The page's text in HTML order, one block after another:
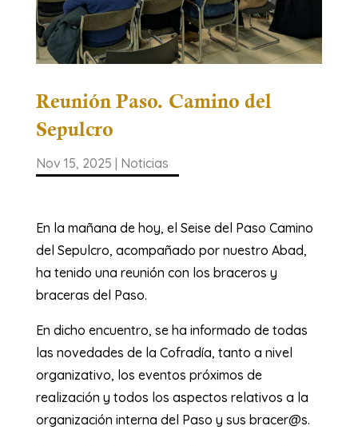
Reunión Paso. Camino del
Sepulcro
Nov 15, 2025 Noticias
En la mañana de hoy, el Seise del Paso Camino
del Sepulcro, acompañado por nuestro Abad,
ha tenido una reunión con los braceros y
braceras del Paso.
En dicho encuentro, se ha informado de todas
las novedades de la Cofradía, tanto a nivel
organizativo, los eventos próximos de
realización y todos los aspectos relativos a la
organización interna del Paso y sus bracer@s.